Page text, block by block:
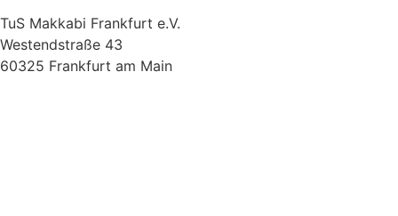
TuS Makkabi Frankfurt e.V.
Westendstraße 43
60325 Frankfurt am Main